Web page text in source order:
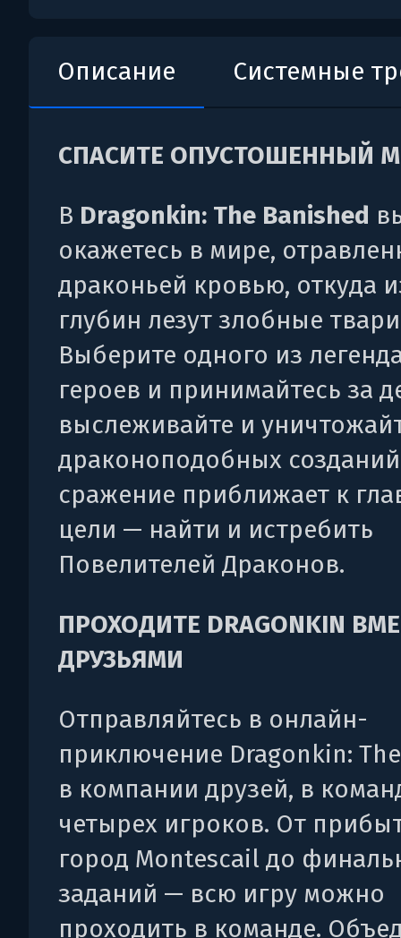
Описание Системные
СПАСИТЕ ОПУСТОШЕННЫЙ
В Dragonkin: The Banished
окажетесь в мире,
драконьей кровью, откуда
глубин лезут злобные
Выберите одного из
героев и принимайтесь за
выслеживайте и
драконоподобных
сражение приближает к
цели — найти и истребить
Повелителей Драконов.
ПРОХОДИТЕ DRAGONKIN
ДРУЗЬЯМИ
Отправляйтесь в онлайн-
приключение Dragonkin:
в компании друзей, в
четырех игроков. От
город Montescail до
заданий — всю игру можно
проходить в команде.